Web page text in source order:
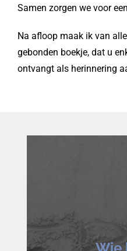
Samen zorgen we voor
Na afloop maak ik van
gebonden boekje, dat u
ontvangt als herinnering
Wie